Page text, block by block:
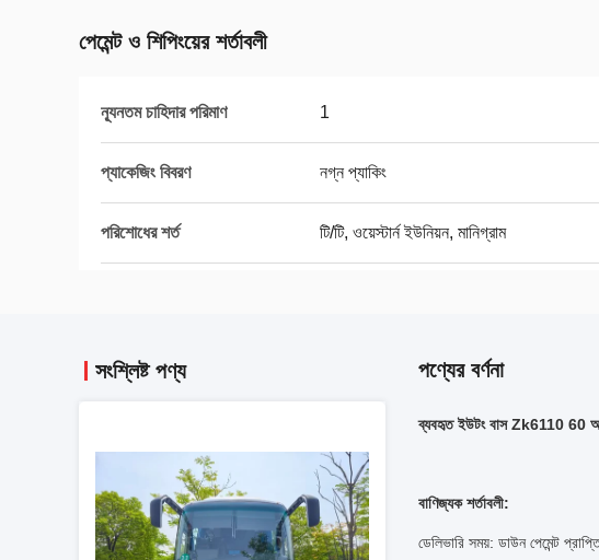
পেমেন্ট ও শিপিংয়ের শর্তাবলী
ন্যূনতম চাহিদার পরিমাণ 1
প্যাকেজিং বিবরণ নগ্ন প্যাকিং
পরিশোধের শর্ত টি/টি, ওয়েস্টার্ন ইউনিয়ন, মানিগ্রাম
সংশ্লিষ্ট পণ্য পণ্যের বর্ণনা
ব্যবহৃত ইউটং বাস Zk6110 60
বাণিজ্যক শর্তাবলী:
ডেলিভারি সময়: ডাউন পেমেন্ট